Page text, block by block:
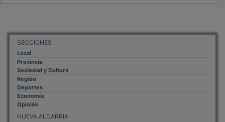
SECCIONES
Local
Provincia
Sociedad y Cultura
Región
Deportes
Economía
Opinión
NUEVA ALCARRIA